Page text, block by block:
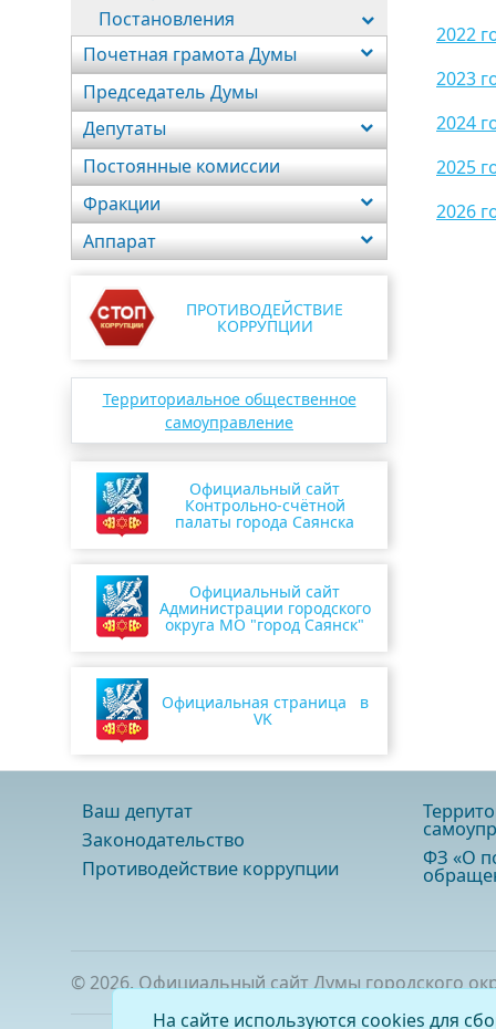
2022
2023
2024
2025
2026
Постановления
Почетная грамота Думы
Председатель Думы
Депутаты
Постоянные комиссии
Фракции
Аппарат
ПРОТИВОДЕЙСТВИЕ
КОРРУПЦИИ
Территориальное общественное
самоуправление
Официальный сайт
Контрольно-счётной
палаты города Саянска
Официальный сайт
Администрации городского
округа МО "город Саянск"
Официальная страница в
VK
Ваш депутат
Законодательство
Противодействие коррупции
ФЗ «О
© 2026. Официальный сайт Думы городского
На сайте используются cookies для